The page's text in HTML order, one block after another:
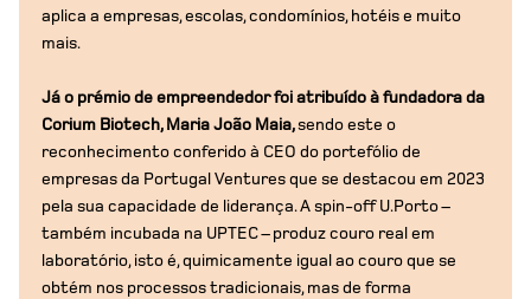
aplica a empresas, escolas, condomínios, hotéis e muito
mais.
Já o prémio de empreendedor foi atribuído à fundadora da
Corium Biotech, Maria João Maia,sendo este o
reconhecimento conferido à CEO do portefólio de
empresas da Portugal Ventures que se destacou em 2023
pela sua capacidade de liderança. A spin-off U.Porto –
também incubada na UPTEC – produz couro real em
laboratório, isto é, quimicamente igual ao couro que se
obtém nos processos tradicionais, mas de forma